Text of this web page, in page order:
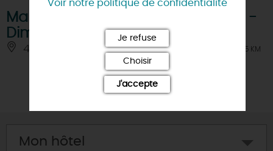
Marché de Huisseau-sur-Mauves -
Dimanche
45130 - HUISSEAU-SUR-MAUVES À 9.5 KM
Mon hôtel
Voir notre politique de confidentialité
Je refuse
Choisir
J'accepte